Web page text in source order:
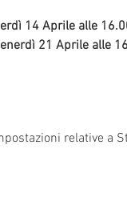
14 Aprile alle
21 Aprile alle
relative a